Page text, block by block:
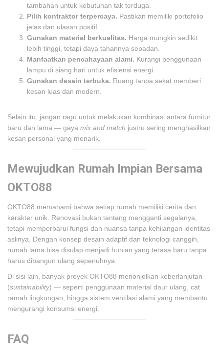
tambahan untuk kebutuhan tak terduga.
Pilih kontraktor terpercaya. Pastikan memiliki portofolio
jelas dan ulasan positif.
Gunakan material berkualitas. Harga mungkin sedikit
lebih tinggi, tetapi daya tahannya sepadan.
Manfaatkan pencahayaan alami. Kurangi penggunaan
lampu di siang hari untuk efisiensi energi.
Gunakan desain terbuka. Ruang tanpa sekat memberi
kesan luas dan modern.
Selain itu, jangan ragu untuk melakukan kombinasi antara furnitur
baru dan lama — gaya mix and match justru sering menghasilkan
kesan personal yang menarik.
Mewujudkan Rumah Impian Bersama
OKTO88
OKTO88 memahami bahwa setiap rumah memiliki cerita dan
karakter unik. Renovasi bukan tentang mengganti segalanya,
tetapi memperbarui fungsi dan nuansa tanpa kehilangan identitas
aslinya. Dengan konsep desain adaptif dan teknologi canggih,
rumah lama bisa disulap menjadi hunian yang terasa baru tanpa
harus dibangun ulang sepenuhnya.
Di sisi lain, banyak proyek OKTO88 menonjolkan keberlanjutan
(sustainability) — seperti penggunaan material daur ulang, cat
ramah lingkungan, hingga sistem ventilasi alami yang membantu
mengurangi konsumsi energi.
FAQ